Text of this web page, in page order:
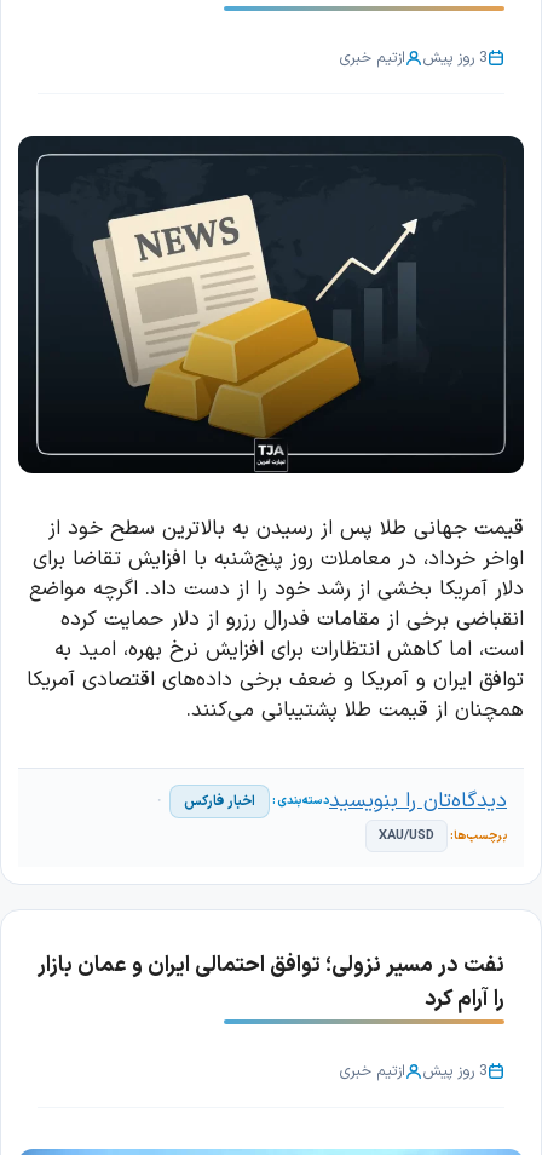
3 روز پیش ازتیم خبری
قیمت جهانی طلا پس از رسیدن به بالاترین سطح خود از
اواخر خرداد، در معاملات روز پنج‌شنبه با افزایش تقاضا برای
دلار آمریکا بخشی از رشد خود را از دست داد. اگرچه مواضع
انقباضی برخی از مقامات فدرال رزرو از دلار حمایت کرده
است، اما کاهش انتظارات برای افزایش نرخ بهره، امید به
توافق ایران و آمریکا و ضعف برخی داده‌های اقتصادی آمریکا
همچنان از قیمت طلا پشتیبانی می‌کنند.
اخبار فارکس
XAU/USD
دیدگاه‌تان را بنویسید
نفت در مسیر نزولی؛ توافق احتمالی ایران و عمان بازار
را آرام کرد
3 روز پیش ازتیم خبری